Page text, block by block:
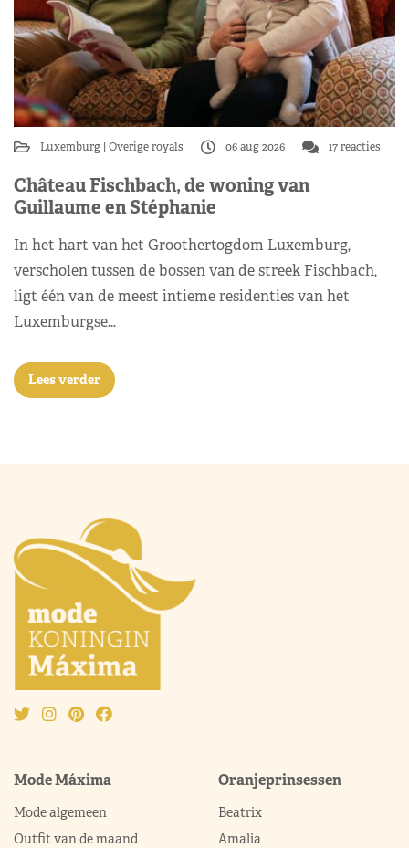
Luxemburg Overige royals 06 aug 2026 17 reacties
Château Fischbach, de woning van
Guillaume en Stéphanie
In het hart van het Groothertogdom Luxemburg,
verscholen tussen de bossen van de streek Fischbach,
ligt één van de meest intieme residenties van het
Luxemburgse…
Lees verder
Mode Máxima
Mode algemeen
Outfit van de maand
Oranjeprinsessen
Beatrix
Amalia